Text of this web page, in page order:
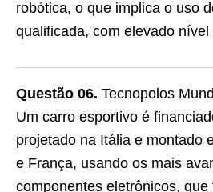
robótica, o que implica o uso
qualificada, com elevado
Questão 06. Tecnopolos
Um carro esportivo é
projetado na Itália e montado
e França, usando os mais
componentes eletrônicos,